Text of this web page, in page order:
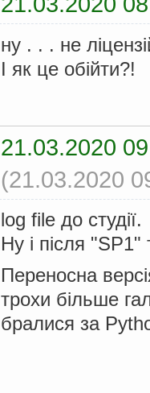
ну . . . не
І як це обійти?!
21.03.2020
(21.03.2020
log file до студії.
Ну і після
Переносна
трохи більше
бралися за